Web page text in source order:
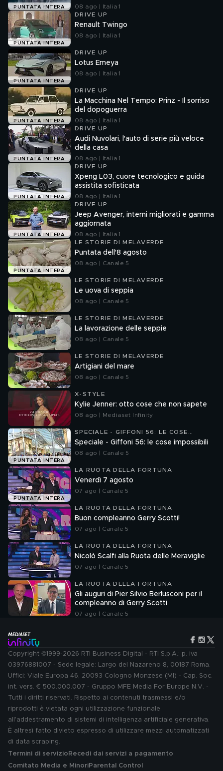
PUNTATA INTERA 08 ago | Italia 1
PUNTATA INTERA
DRIVE UP
Renault Twingo
08 ago | Italia 1
PUNTATA INTERA
DRIVE UP
Lotus Emeya
08 ago | Italia 1
PUNTATA INTERA
DRIVE UP
La Macchina Nel Tempo: Prinz - Il sorriso
del dopoguerra
08 ago | Italia 1
PUNTATA INTERA
DRIVE UP
Audi Nuvolari, l'auto di serie più veloce
della casa
08 ago | Italia 1
PUNTATA INTERA
DRIVE UP
Xpeng L03, cuore tecnologico e guida
assistita sofisticata
08 ago | Italia 1
PUNTATA INTERA
DRIVE UP
Jeep Avenger, interni migliorati e gamma
aggiornata
08 ago | Italia 1
PUNTATA INTERA
LE STORIE DI MELAVERDE
Puntata dell'8 agosto
08 ago | Canale 5
LE STORIE DI MELAVERDE
Le uova di seppia
08 ago | Canale 5
LE STORIE DI MELAVERDE
La lavorazione delle seppie
08 ago | Canale 5
LE STORIE DI MELAVERDE
Artigiani del mare
08 ago | Canale 5
X-STYLE
Kylie Jenner: otto cose che non sapete
08 ago | Mediaset Infinity
PUNTATA INTERA
SPECIALE - GIFFONI 56: LE COSE
IMPOSSIBILI
Speciale - Giffoni 56: le cose impossibili
08 ago | Canale 5
PUNTATA INTERA
LA RUOTA DELLA FORTUNA
Venerdì 7 agosto
07 ago | Canale 5
LA RUOTA DELLA FORTUNA
Buon compleanno Gerry Scotti!
07 ago | Canale 5
LA RUOTA DELLA FORTUNA
Nicolò Scalfi alla Ruota delle Meraviglie
07 ago | Canale 5
LA RUOTA DELLA FORTUNA
Gli auguri di Pier Silvio Berlusconi per il
compleanno di Gerry Scotti
07 ago | Canale 5
Copyright ©1999-2026 RTI Business Digital - RTI S.p.A.: p. iva
03976881007 - Sede legale: Largo del Nazareno 8, 00187 Roma.
Uffici: Viale Europa 46, 20093 Cologno Monzese (MI) - Cap. Soc.
int. vers. € 500.000.007 - Gruppo MFE Media For Europe N.V. -
Tutti i diritti riservati. Rispetto ai contenuti trasmessi e/o
riprodotti è vietata ogni utilizzazione funzionale
all'addestramento di sistemi di intelligenza artificiale generativa.
È altresì fatto divieto espresso di utilizzare mezzi automatizzati
di data scraping.
Termini di servizio Recedi dai servizi a pagamento
Comitato Media e MinoriParental Control